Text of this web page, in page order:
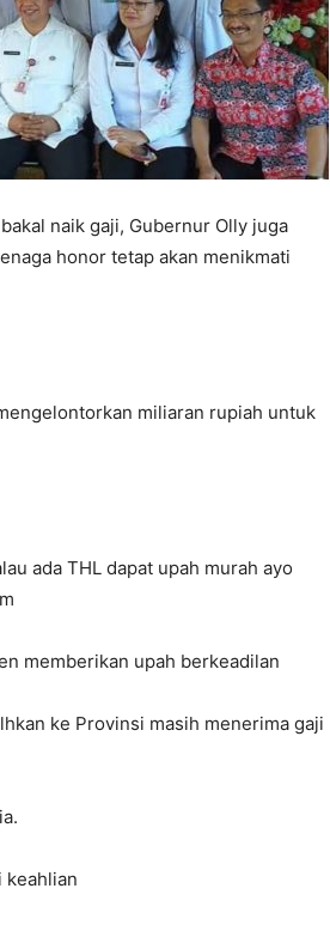
naik gaji, Gubernur Olly juga
honor tetap akan menikmati
miliaran rupiah untuk
ada THL dapat upah murah ayo
memberikan upah berkeadilan
ke Provinsi masih menerima gaji
keahlian